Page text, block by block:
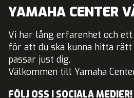
YAMAHA CENTER
Vi har lång erfarenhet och
för att du ska kunna hitta
passar just dig.
Välkommen till Yamaha
FÖLJ OSS I SOCIALA MEDIER!